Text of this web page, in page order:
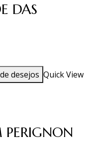
DAS
desejos Quick View